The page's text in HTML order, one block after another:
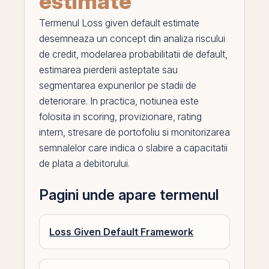
Termenul Loss given default estimate
desemneaza un concept din analiza riscului
de credit, modelarea probabilitatii de default,
estimarea pierderii asteptate sau
segmentarea expunerilor pe stadii de
deteriorare. In practica, notiunea este
folosita in scoring, provizionare, rating
intern, stresare de portofoliu si monitorizarea
semnalelor care indica o slabire a capacitatii
de plata a debitorului.
Pagini unde apare termenul
Loss Given Default Framework